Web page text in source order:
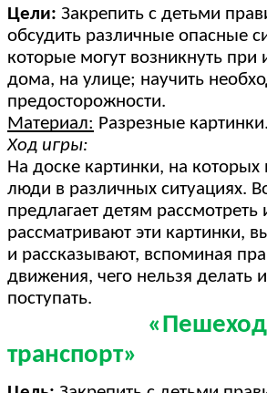
Цели: Закрепить с детьми
обсудить различные опасные
которые могут возникнуть при
дома, на улице; научить
предосторожности.
Материал: Разрезные картинки.
Ход игры:
На доске картинки, на
люди в различных ситуациях.
предлагает детям рассмотреть
рассматривают эти картинки,
и рассказывают, вспоминая
движения, чего нельзя делать
поступать.
транспорт»